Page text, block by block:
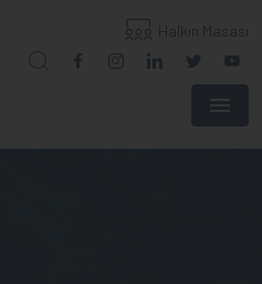
Halkın Masası
Menu